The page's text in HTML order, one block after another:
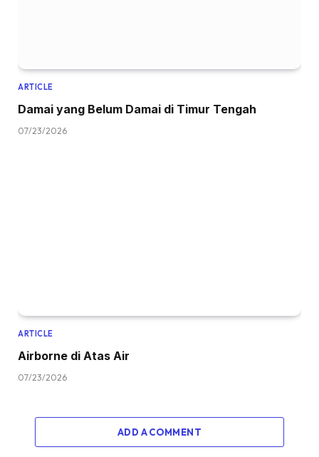
ARTICLE
Damai yang Belum Damai di Timur Tengah
07/23/2026
ARTICLE
Airborne di Atas Air
07/23/2026
ADD A COMMENT